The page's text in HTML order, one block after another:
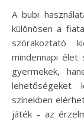
A bubi használata napjainkban egyre népszerűbbé válik,
különösen a
szórakoztató
mindennapi élet
gyermekek,
lehetőségeket
színekben
játék – az